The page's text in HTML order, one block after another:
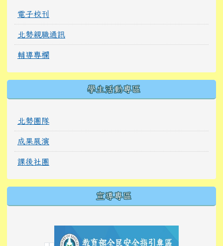
電子校刊
北勢親職通訊
輔導專欄
學生活動專區
北勢團隊
成果展演
課後社團
宣導專區